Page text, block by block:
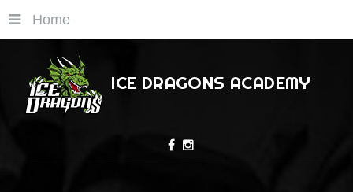
ICE DRAGONS ACADEMY
Home